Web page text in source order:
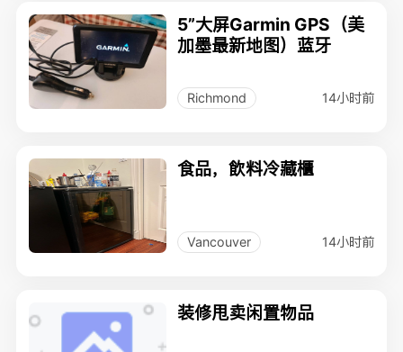
5”大屏Garmin GPS（美
加墨最新地图）蓝牙
Richmond 14小时前
食品，飲料冷藏櫃
Vancouver 14小时前
装修甩卖闲置物品